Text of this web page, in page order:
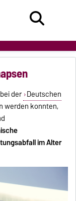
der Deutschen
werden konnten,
im Alter